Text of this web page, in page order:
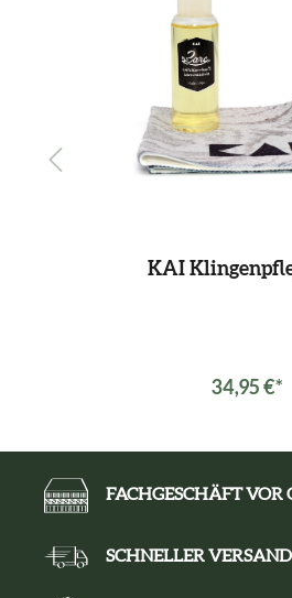
KAI
34,95 €*
FACHGESCHÄFT VOR
SCHNELLER VERSAND